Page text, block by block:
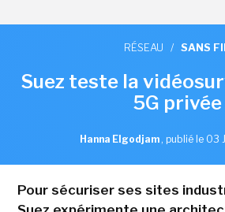
RÉSEAU / SANS
Suez teste la
5G privée
Hanna Elgodjam , publié le 03
Pour sécuriser ses sites